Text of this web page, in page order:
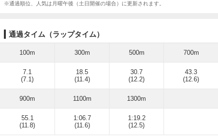
※通過順位、人気は月曜午後（土日開催の場合）に更新されます。
通過タイム（ラップタイム）
100m 300m 500m 700m
7.1
(7.1)
18.5
(11.4)
30.7
(12.2)
43.3
(12.6)
900m 1100m 1300m
55.1
(11.8)
1:06.7
(11.6)
1:19.2
(12.5)